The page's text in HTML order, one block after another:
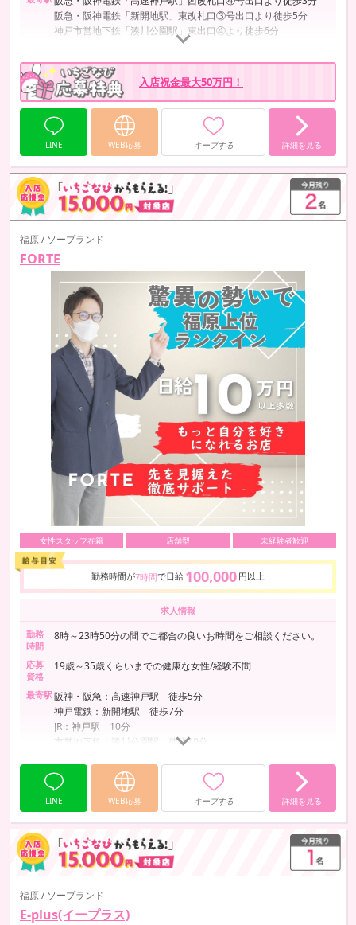
阪急・阪神電鉄「新開地駅」東改札口③号出口より徒歩5分
神戸市営地下鉄「湊川公園駅」東出口④より徒歩6分
入店祝金最大50万円！
LINE WEB応募 キープする 詳細を見る
福原 / ソープランド
FORTE
女性スタッフ在籍 店舗型 未経験者歓迎
勤務時間が7時間で日給 100,000 円以上
求人情報
勤務
時間
8時～23時50分の間でご都合の良いお時間をご相談ください。
応募
資格
19歳～35歳くらいまでの健康な女性/経験不問
最寄駅阪神・阪急：高速神戸駅 徒歩5分
神戸電鉄：新開地駅 徒歩7分
JR：神戸駅 10分
市営地下鉄：湊川公園駅 徒歩10分
LINE WEB応募 キープする 詳細を見る
福原 / ソープランド
E-plus(イープラス)